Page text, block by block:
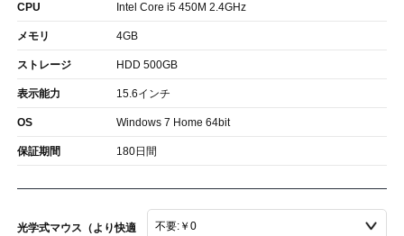
CPU Intel Core i5 450M 2.4GHz
メモリ 4GB
ストレージ HDD 500GB
表示能力 15.6インチ
OS Windows 7 Home 64bit
保証期間 180日間
光学式マウス（より快適